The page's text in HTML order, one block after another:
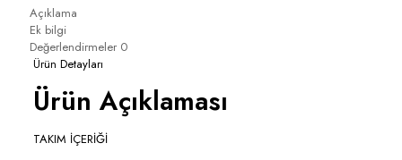
Kılıfı
Mavi
Antrazit
adet
Açıklama
Ek bilgi
Değerlendirmeler 0
Ürün Detayları
Ürün Açıklaması
TAKIM İÇERİĞİ